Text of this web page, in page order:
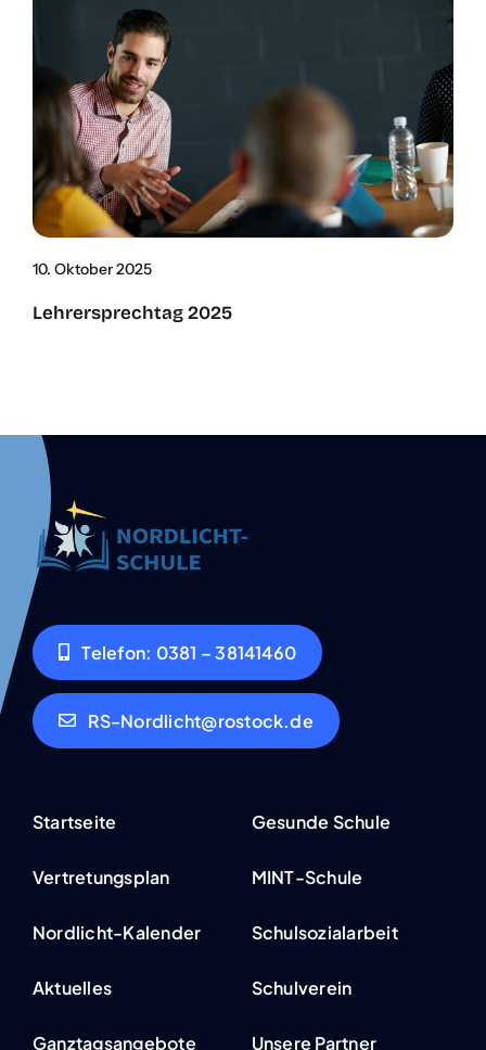
10. Okto­ber 2025
Leh­rer­sprech­tag 2025
Tele­fon: 0381 – 38141460
RS-Nordlicht@rostock.de
Start­sei­te
Ver­tre­tungs­plan
Nor­­d­­­licht-Kalen­­­der
Aktu­el­les
Ganz­tags­an­ge­bo­te
Gesun­de Schu­le
MINT-Schu­­­le
Schul­so­zi­al­ar­beit
Schul­ver­ein
Unse­re Part­ner